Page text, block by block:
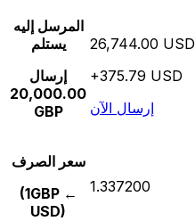
المرسل إليه
يستلم
إرسال
20,000.00
GBP
26,744.00 USD
+375.79 USD
إرسال الآن
سعر الصرف
(1GBP ←
USD)
1.337200